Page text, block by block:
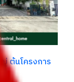
ต้นโครงการ